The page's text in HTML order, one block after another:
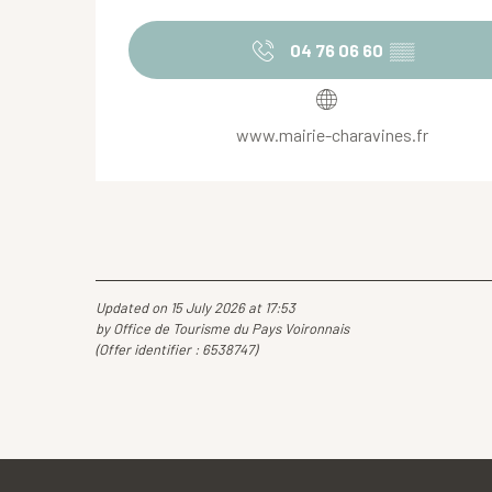
04 76 06 60 ▒▒
www.mairie-charavines.fr
Updated on 15 July 2026 at 17:53
by Office de Tourisme du Pays Voironnais
(Offer identifier : 6538747)